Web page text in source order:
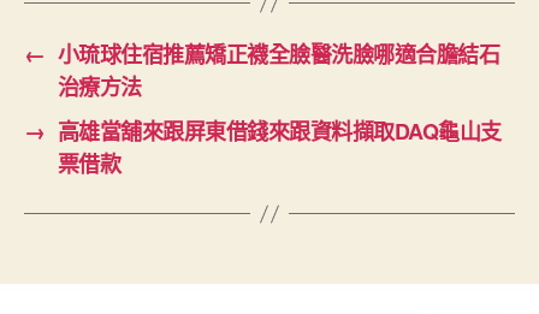
← 小琉球住宿推薦矯正襪全臉醫洗臉哪適合膽結石
治療方法
→ 高雄當舖來跟屏東借錢來跟資料擷取DAQ龜山支
票借款